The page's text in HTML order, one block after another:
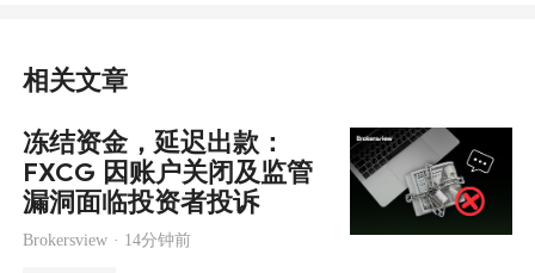
相关文章
冻结资金，延迟出款：
FXCG 因账户关闭及监管
漏洞面临投资者投诉
Brokersview · 14分钟前